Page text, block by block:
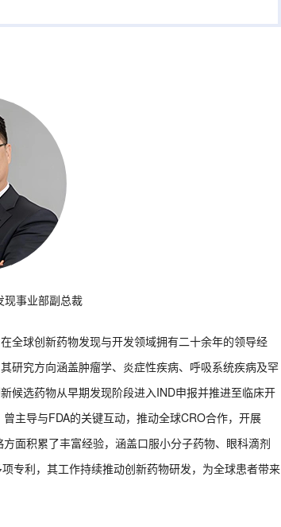
现事业部副总裁
全球创新药物发现与开发领域拥有二十余年的领导经
研究方向涵盖肿瘤学、炎症性疾病、呼吸系统疾病及罕
候选药物从早期发现阶段进入IND申报并推进至临床开
主导与FDA的关键互动，推动全球CRO合作，开展
面积累了丰富经验，涵盖口服小分子药物、眼科滴剂
专利，其工作持续推动创新药物研发，为全球患者带来